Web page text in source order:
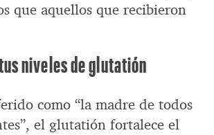
que aquellos que recibieron
niveles de glutatión
como “la madre de todos
el glutatión fortalece el